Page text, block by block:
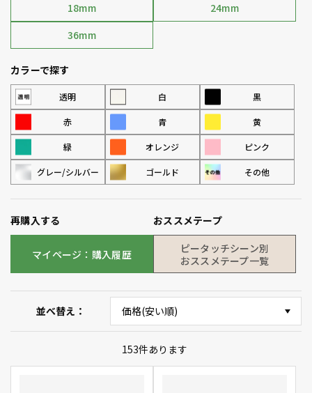
18mm
24mm
36mm
カラーで探す
透明 白 黒
赤 青 黄
緑 オレンジ ピンク
グレー/シルバー ゴールド その他
再購入する
マイページ：購入履歴
おススメテープ
ピータッチシーン別
おススメテープ一覧
並べ替え
153件あります